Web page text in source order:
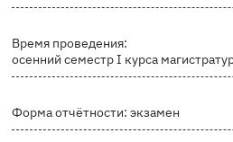
Время проведения:
осенний семестр I курса
Форма отчётности: экзамен